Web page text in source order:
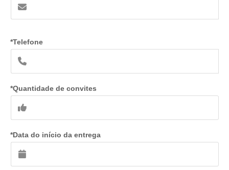
*Telefone
*Quantidade de convites
*Data do início da entrega